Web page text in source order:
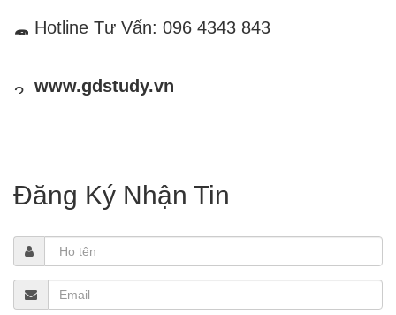
Hotline Tư Vấn: 096 4343 843
www.gdstudy.vn
Đăng Ký Nhận Tin